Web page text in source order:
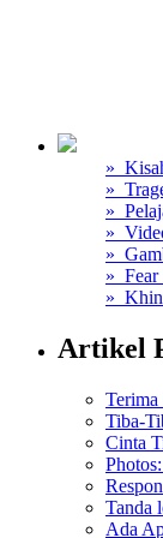
»
»
»
»
»
» Fear
»
Artikel
Terima
Tiba-
Cinta
Tanda
Ada